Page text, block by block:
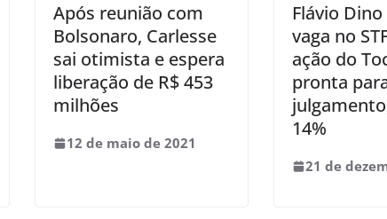
Após reunião com
Bolsonaro, Carlesse
sai otimista e espera
liberação de R$ 453
milhões
12 de maio de 2021
Flávio
vaga no
ação do
pronta
14%
21 de